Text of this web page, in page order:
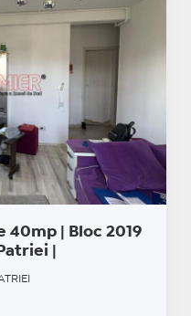
40mp | Bloc 2019
|